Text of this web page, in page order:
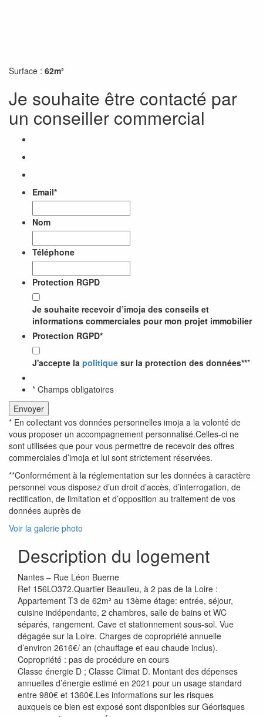
Surface : 62m²
Je souhaite être contacté par
un conseiller commercial
Email*
Nom
Téléphone
Protection RGPD
Je souhaite recevoir d’imoja des conseils et
informations commerciales pour mon projet immobilier
Protection RGPD*
J'accepte la politique sur la protection des données***
* Champs obligatoires
* En collectant vos données personnelles imoja a la volonté de
vous proposer un accompagnement personnalisé.Celles-ci ne
sont utilisées que pour vous permettre de recevoir des offres
commerciales d’imoja et lui sont strictement réservées.
**Conformément à la réglementation sur les données à caractère
personnel vous disposez d’un droit d’accès, d’interrogation, de
rectification, de limitation et d’opposition au traitement de vos
données auprès de
Voir la galerie photo
Description du logement
Nantes – Rue Léon Buerne
Ref 156LO372.Quartier Beaulieu, à 2 pas de la Loire :
Appartement T3 de 62m² au 13ème étage: entrée, séjour,
cuisine indépendante, 2 chambres, salle de bains et WC
séparés, rangement. Cave et stationnement sous-sol. Vue
dégagée sur la Loire. Charges de copropriété annuelle
d’environ 2616€/ an (chauffage et eau chaude inclus).
Copropriété : pas de procédure en cours
Classe énergie D ; Classe Climat D. Montant des dépenses
annuelles d’énergie estimé en 2021 pour un usage standard
entre 980€ et 1360€.Les informations sur les risques
auxquels ce bien est exposé sont disponibles sur Géorisques